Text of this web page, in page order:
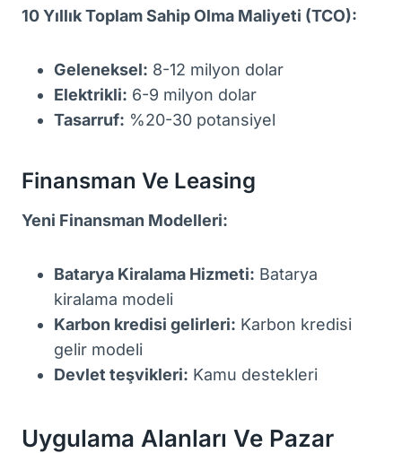
10 Yıllık Toplam Sahip Olma Maliyeti (TCO):
Geleneksel: 8-12 milyon dolar
Elektrikli: 6-9 milyon dolar
Tasarruf: %20-30 potansiyel
Finansman Ve Leasing
Yeni Finansman Modelleri:
Batarya Kiralama Hizmeti: Batarya
kiralama modeli
Karbon kredisi gelirleri: Karbon kredisi
gelir modeli
Devlet teşvikleri: Kamu destekleri
Uygulama Alanları Ve Pazar